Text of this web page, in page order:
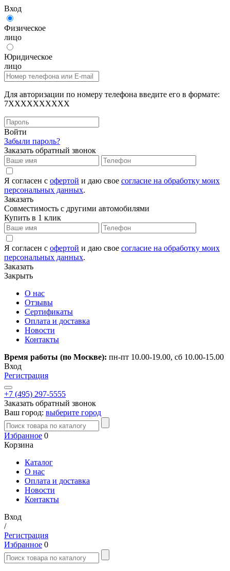
Вход
Физическое
лицо
Юридическое
лицо
Для авторизации по номеру телефона введите его в формате:
7XXXXXXXXXX
Войти
Забыли пароль?
Заказать обратный звонок
Я согласен с офертой и даю свое согласие на обработку моих
персональных данных.
Заказать
Совместимость с другими автомобилями
Купить в 1 клик
Я согласен с офертой и даю свое согласие на обработку моих
персональных данных.
Заказать
Закрыть
О нас
Отзывы
Сертификаты
Оплата и доставка
Новости
Контакты
Время работы (по Москве): пн-пт 10.00-19.00, сб 10.00-15.00
Вход
Регистрация
+7 (495) 297-5555
Заказать обратный звонок
Ваш город: выберите город
Избранное 0
Корзина
Каталог
О нас
Оплата и доставка
Новости
Контакты
Вход
/
Регистрация
Избранное 0